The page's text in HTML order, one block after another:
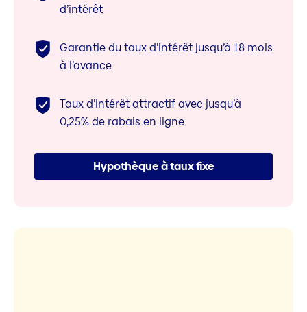
d’intérêt
Garantie du taux d’intérêt jusqu’à 18 mois
à l’avance
Taux d’intérêt attractif avec jusqu’à
0,25% de rabais en ligne
Hypothèque à taux fixe